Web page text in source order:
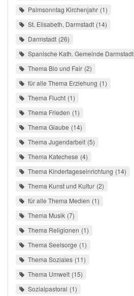
Palmsonntag Kirchenjahr 1
St. Elisabeth, Darmstadt 14
Darmstadt 26
Spanische Kath. Gemeinde Darmstadt
Thema Bio und Fair 2
für alle Thema Erziehung 1
Thema Flucht 1
Thema Frieden 1
Thema Glaube 14
Thema Jugendarbeit 5
Thema Katechese 4
Thema Kindertageseinrichtung 14
Thema Kunst und Kultur 2
für alle Thema Medien 1
Thema Musik 7
Thema Religionen 1
Thema Seelsorge 1
Thema Soziales 11
Thema Umwelt 15
Sozialpastoral 1